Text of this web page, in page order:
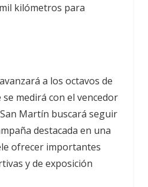
kilómetros para
a los octavos de
medirá con el vencedor
Martín buscará seguir
destacada en una
ofrecer importantes
y de exposición